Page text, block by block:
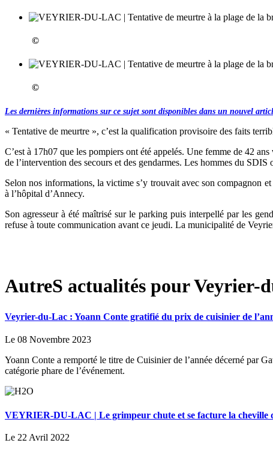
©
©
Les dernières informations sur ce sujet sont disponibles dans un nouvel
« Tentative de meurtre », c’est la qualification provisoire des faits
C’est à 17h07 que les pompiers ont été appelés. Une femme de 42
de l’intervention des secours et des gendarmes. Les hommes du
Selon nos informations, la victime s’y trouvait avec son compagnon
à l’hôpital d’Annecy.
Son agresseur à été maîtrisé sur le parking puis interpellé par les
refuse à toute communication avant ce jeudi. La municipalité de
AutreS actualités pour Veyrier-
Veyrier-du-Lac : Yoann Conte gratifié du prix de cuisinier de
Le 08 Novembre 2023
Yoann Conte a remporté le titre de Cuisinier de l’année décerné par
catégorie phare de l’événement.
VEYRIER-DU-LAC | Le grimpeur chute et se facture la cheville
Le 22 Avril 2022